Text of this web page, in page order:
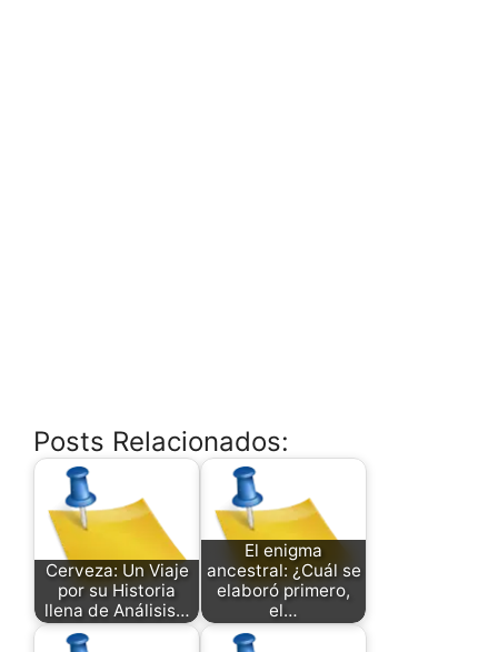
Posts Relacionados:
Cerveza: Un Viaje
por su Historia
llena de Análisis…
El enigma
ancestral: ¿Cuál se
elaboró primero,
el…